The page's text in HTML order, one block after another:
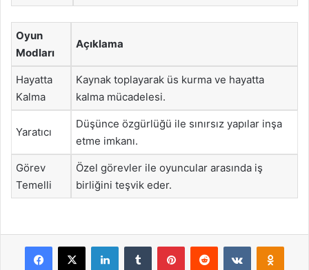
Oyun
Modları
Açıklama
Hayatta
Kalma
Kaynak toplayarak üs kurma ve hayatta
kalma mücadelesi.
Yaratıcı
Düşünce özgürlüğü ile sınırsız yapılar inşa
etme imkanı.
Görev
Temelli
Özel görevler ile oyuncular arasında iş
birliğini teşvik eder.
Facebook
X LinkedInTumblr PinterestReddit VKontakte